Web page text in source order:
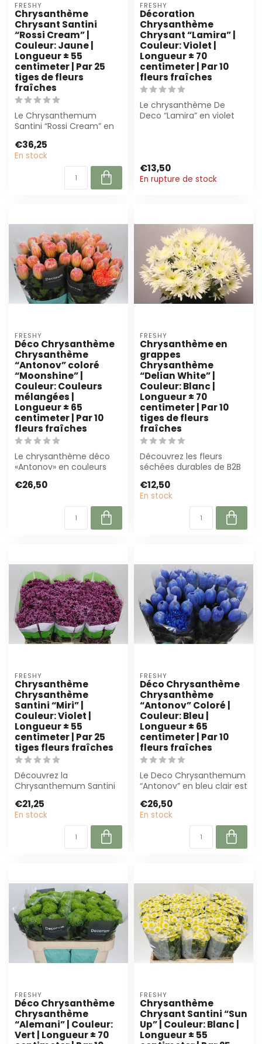
FRESHY
Chrysanthème
Chrysant Santini
“Rossi Cream” |
Couleur: Jaune |
Longueur ± 55
centimeter | Par 25
tiges de fleurs
fraîches
Le Chrysanthemum
Santini “Rossi Cream” en
est livré par 25...
€36,25
En stock
FRESHY
Décoration
Chrysanthème
Chrysant “Lamira” |
Couleur: Violet |
Longueur ± 70
centimeter | Par 10
fleurs fraîches
Le chrysanthème De
Deco “Lamira” en violet
€13,50
En rupture de stock
FRESHY
Déco Chrysanthème
Chrysanthème
“Antonov” coloré
“Moonshine” |
Couleur: Couleurs
mélangées |
Longueur ± 65
centimeter | Par 10
fleurs fraîches
Le chrysanthème déco
«Antonov» en couleurs
long et dispon...
€26,50
FRESHY
Chrysanthème en
grappes
Chrysanthème
“Delian White” |
Couleur: Blanc |
Longueur ± 70
centimeter | Par 10
tiges de fleurs
fraîches
Découvrez les fleurs
séchées durables de B2B
fleuri...
€12,50
En stock
FRESHY
Chrysanthème
Chrysanthème
Santini “Miri” |
Couleur: Violet |
Longueur ± 55
centimeter | Par 25
tiges fleurs fraîches
Découvrez la
Chrysanthemum Santini
fraîches de 55 c...
€21,25
En stock
FRESHY
Déco Chrysanthème
Chrysanthème
“Antonov” Coloré |
Couleur: Bleu |
Longueur ± 65
centimeter | Par 10
fleurs fraîches
Le Deco Chrysanthemum
“Antonov” en bleu clair est
compositions ...
€26,50
En stock
FRESHY
Déco Chrysanthème
Chrysanthème
“Alemani” | Couleur:
Vert | Longueur ± 70
FRESHY
Chrysanthème
Chrysant Santini “Sun
Up” | Couleur: Blanc |
Longueur ± 55